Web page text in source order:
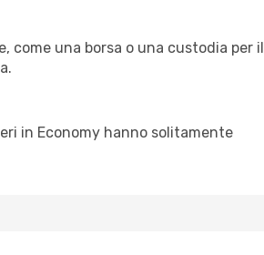
come una borsa o una custodia per il
in Economy hanno solitamente